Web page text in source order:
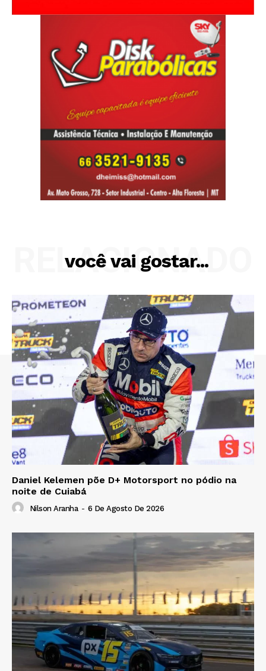
você vai gostar...
RELACIONADO
Daniel Kelemen põe D+ Motorsport no pódio na
noite de Cuiabá
Nilson Aranha - 6 De Agosto De 2026